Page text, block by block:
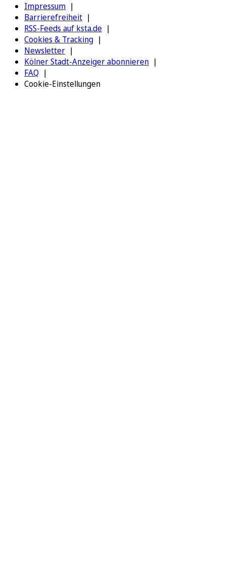
Impressum
Barrierefreiheit
RSS-Feeds auf ksta.de
Cookies & Tracking
Newsletter
Kölner Stadt-Anzeiger abonnieren
FAQ
Cookie-Einstellungen